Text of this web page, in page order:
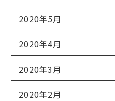
2020年5月
2020年4月
2020年3月
2020年2月